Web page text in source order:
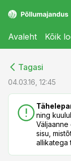
Avaleht Kõik
Tagasi
04.03.16, 12:45
ning
sisu,
allikatega